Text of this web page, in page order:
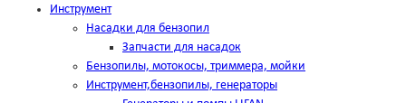
Инструмент
Насадки для бензопил
Запчасти для насадок
Бензопилы, мотокосы, триммера, мойки
Инструмент,бензопилы, генераторы